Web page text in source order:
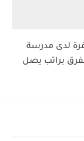
لدى مدرسة
براتب يصل